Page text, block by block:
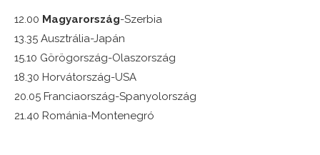
12.00 Magyarország-Szerbia
13.35 Ausztrália-Japán
15.10 Görögország-Olaszország
18.30 Horvátország-USA
20.05 Franciaország-Spanyolország
21.40 Románia-Montenegró